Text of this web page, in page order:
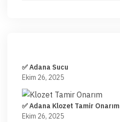
✅ Adana Sucu
Ekim 26, 2025
✅ Adana Klozet Tamir Onarım
Ekim 26, 2025